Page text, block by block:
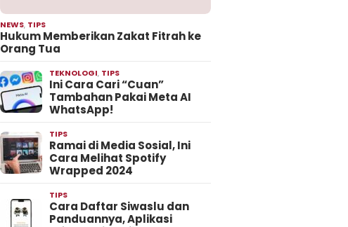
NEWS, TIPS
Hukum Memberikan Zakat Fitrah ke
Orang Tua
TEKNOLOGI, TIPS
Ini Cara Cari “Cuan”
Tambahan Pakai Meta AI
WhatsApp!
TIPS
Ramai di Media Sosial, Ini
Cara Melihat Spotify
Wrapped 2024
TIPS
Cara Daftar Siwaslu dan
Panduannya, Aplikasi